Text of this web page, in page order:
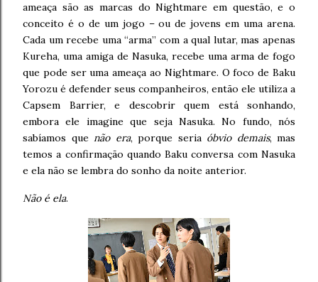
ameaça são as marcas do Nightmare em questão, e o
conceito é o de um jogo – ou de jovens em uma arena.
Cada um recebe uma “arma” com a qual lutar, mas apenas
Kureha, uma amiga de Nasuka, recebe uma arma de fogo
que pode ser uma ameaça ao Nightmare. O foco de Baku
Yorozu é defender seus companheiros, então ele utiliza a
Capsem Barrier, e descobrir quem está sonhando,
embora ele imagine que seja Nasuka. No fundo, nós
sabíamos que não era, porque seriaóbvio demais, mas
temos a confirmação quando Baku conversa com Nasuka
e ela não se lembra do sonho da noite anterior.
Não é ela.